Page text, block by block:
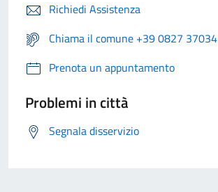
Richiedi Assistenza
Chiama il comune +39 0827 37034
Prenota un appuntamento
Problemi in città
Segnala disservizio